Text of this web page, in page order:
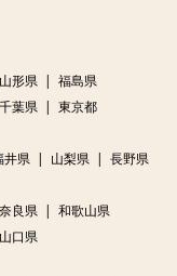
山形県
福島県
千葉県
東京都
井県 山梨県
長野県
奈良県
和歌山県
山口県